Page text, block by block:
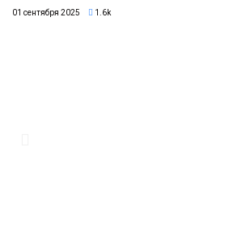
01 сентября 2025 1.6k